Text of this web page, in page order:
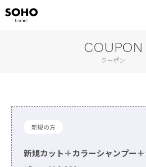
COUPON
クーポン
新規の方
新規カット＋カラーシャンプー